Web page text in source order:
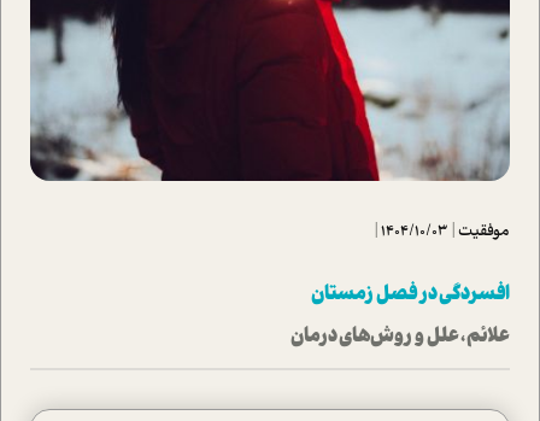
موفقیت|
1404/10/03
|
افسردگی در فصل زمستان
علائم ، علل و روش‌های درمان